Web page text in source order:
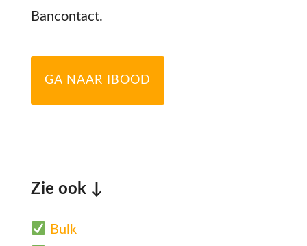
Bancontact.
GA NAAR IBOOD
Zie ook ↓
Bulk